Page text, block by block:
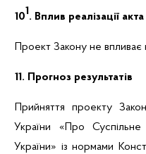
101 . Вплив реалізації акта
Проект Закону не впливає
11. Прогноз результатів
Прийняття проекту
України «Про
України» із нормами